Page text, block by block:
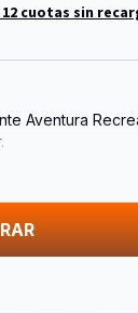
cuotas sin
Aventura